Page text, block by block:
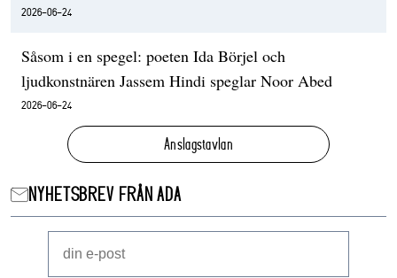
2026-06-24
Såsom i en spegel: poeten Ida Börjel och
ljudkonstnären Jassem Hindi speglar Noor Abed
2026-06-24
Anslagstavlan
NYHETSBREV FRÅN ADA